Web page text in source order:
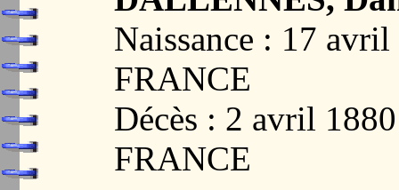
Naissance : 17
FRANCE
Décès : 2 avril
FRANCE